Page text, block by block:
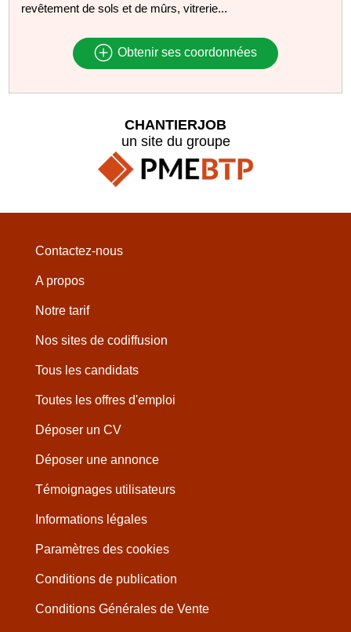
revêtement de sols et de mûrs, vitrerie...
Obtenir ses coordonnées
CHANTIERJOB
un site du groupe
Contactez-nous
A propos
Notre tarif
Nos sites de codiffusion
Tous les candidats
Toutes les offres d'emploi
Déposer un CV
Déposer une annonce
Témoignages utilisateurs
Informations légales
Paramètres des cookies
Conditions de publication
Conditions Générales de Vente